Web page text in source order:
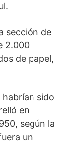
sección de
2.000
de papel,
sido
en
según la
un